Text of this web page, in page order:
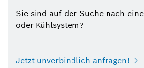
Sie sind auf der Suche nach
oder Kühlsystem?
Jetzt unverbindlich anfragen!